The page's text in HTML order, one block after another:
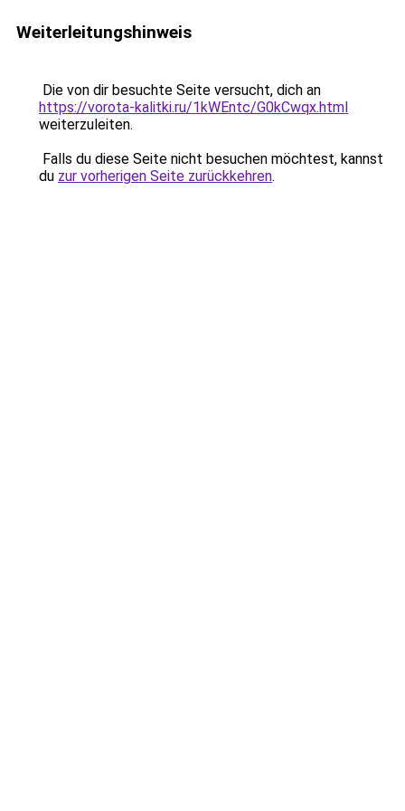
Weiterleitungshinweis
Die von dir besuchte Seite versucht, dich an
https://vorota-kalitki.ru/1kWEntc/G0kCwqx.html
weiterzuleiten.
Falls du diese Seite nicht besuchen möchtest, kannst
du zur vorherigen Seite zurückkehren.